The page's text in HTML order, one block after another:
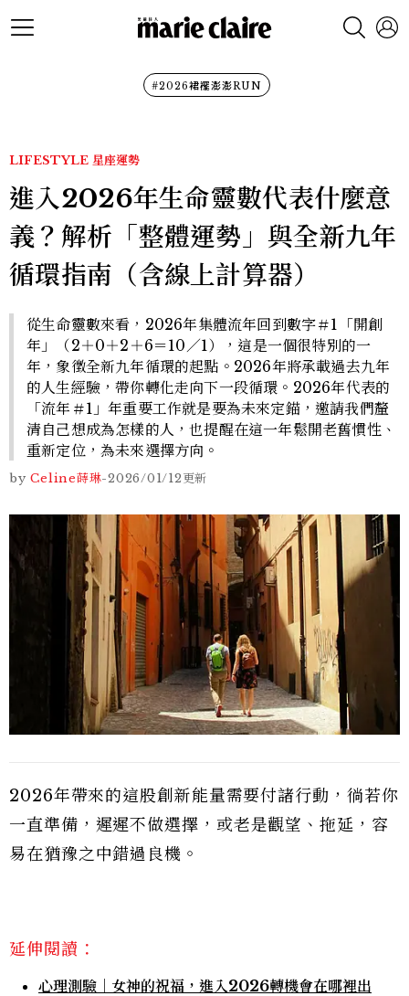
#2026裙襬澎澎RUN
LIFESTYLE 星座運勢
進入2026年生命靈數代表什麼意
義？解析「整體運勢」與全新九年
循環指南（含線上計算器）
從生命靈數來看，2026年集體流年回到數字＃1「開創
年」（2＋0＋2＋6＝10／1），這是一個很特別的一
年，象徵全新九年循環的起點。2026年將承載過去九年
的人生經驗，帶你轉化走向下一段循環。2026年代表的
「流年＃1」年重要工作就是要為未來定錨，邀請我們釐
清自己想成為怎樣的人，也提醒在這一年鬆開老舊慣性、
重新定位，為未來選擇方向。
by Celine蒔琳-2026/01/12更新
2026年帶來的這股創新能量需要付諸行動，徜若你
一直準備，遲遲不做選擇，或老是觀望、拖延，容
易在猶豫之中錯過良機。
延伸閱讀：
心理測驗｜女神的祝福，進入2026轉機會在哪裡出